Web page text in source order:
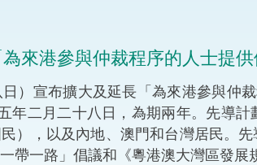
區的安排
”建設
區
來港參與仲裁程序的人士提供
宣布擴大及延長「為來港參與仲
年二月二十八日，為期兩年。先導
），以及內地、澳門和台灣居民。
帶一路」倡議和《粵港澳大灣區發展